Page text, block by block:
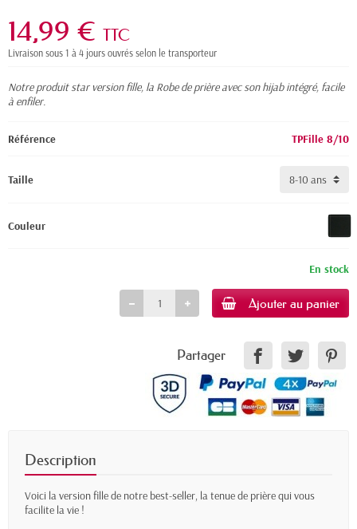
14,99 € TTC
Livraison sous 1 à 4 jours ouvrés selon le transporteur
Notre produit star version fille, la Robe de prière avec son hijab intégré, facile
à enfiler.
Référence TPFille 8/10
Taille
Couleur
En stock
Ajouter au panier
Partager
Description
Voici la version fille de notre best-seller, la tenue de prière qui vous
facilite la vie !